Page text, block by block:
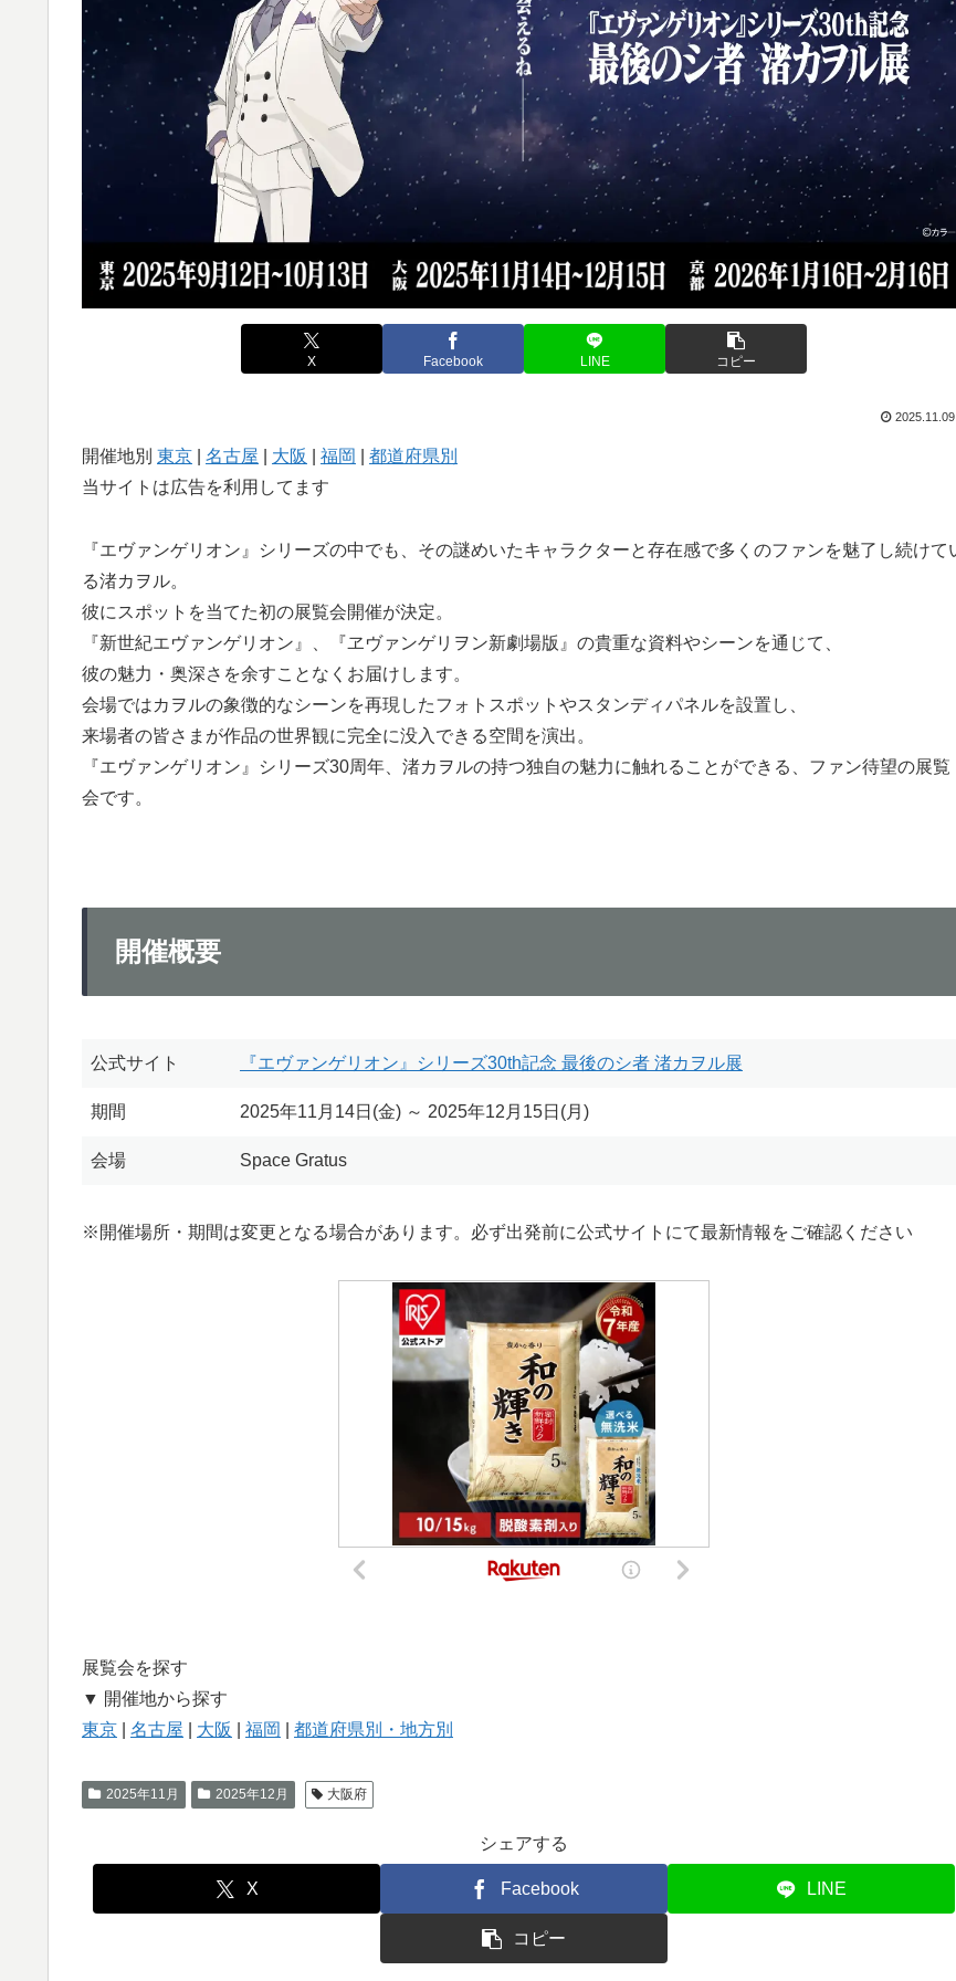
X Facebook LINE コピー
2025.11.09
開催地別 東京 名古屋 大阪 福岡
都道府県別
当サイトは広告を利用してます
『エヴァンゲリオン』シリーズの中でも、その謎めいたキャラクターと存在感で多くのファンを魅了し続けて
る渚カヲル。
彼にスポットを当てた初の展覧会開催が決定。
『新世紀エヴァンゲリオン』、『ヱヴァンゲリヲン新劇場版』の貴重な資料やシーンを通じて、
彼の魅力・奥深さを余すことなくお届けします。
会場ではカヲルの象徴的なシーンを再現したフォトスポットやスタンディパネルを設置し、
来場者の皆さまが作品の世界観に完全に没入できる空間を演出。
『エヴァンゲリオン』シリーズ30周年、渚カヲルの持つ独自の魅力に触れることができる、ファン待望の展覧
会です。
開催概要
公式サイト 『エヴァンゲリオン』シリーズ30th記念 最後のシ者 渚カヲル展
期間 2025年11月14日(金) ～ 2025年12月15日(月)
会場 Space Gratus
※開催場所・期間は変更となる場合があります。必ず出発前に公式サイトにて最新情報をご確認ください
展覧会を探す
▼ 開催地から探す
東京
名古屋 大阪 福岡 都道府県別・地方別
2025年11月 2025年12月 大阪府
シェアする
X Facebook LINE
コピー